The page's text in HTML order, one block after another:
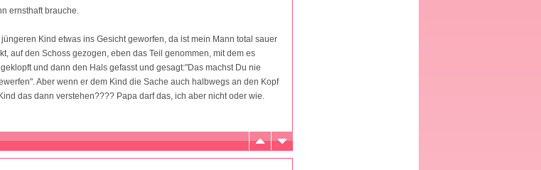
ernsthaft brauche.
Kind etwas ins Gesicht geworfen, da ist mein Mann total sauer
auf den Schoss gezogen, eben das Teil genommen, mit dem es
und dann den Hals gefasst und gesagt:"Das machst Du nie
Aber wenn er dem Kind die Sache auch halbwegs an den Kopf
das dann verstehen???? Papa darf das, ich aber nicht oder wie.